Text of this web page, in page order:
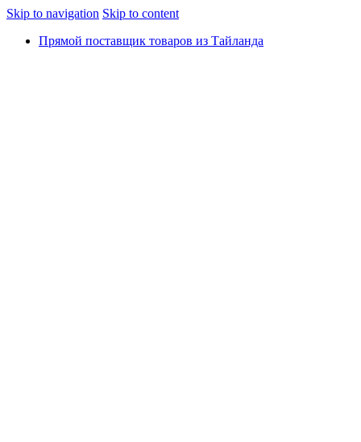
Skip to navigation Skip to content
Прямой поставщик товаров из Тайланда